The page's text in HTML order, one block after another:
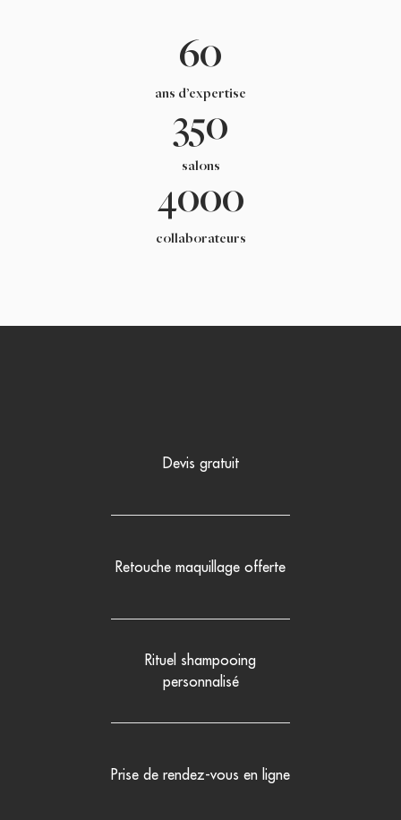
60
ans d’expertise
350
salons
4000
collaborateurs
Devis gratuit
Retouche maquillage offerte
Rituel shampooing
personnalisé
Prise de rendez-vous en ligne